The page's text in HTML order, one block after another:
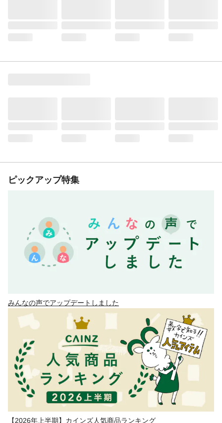
ピックアップ特集
みんなの声でアップデートしました
【2026年上半期】カインズ人気商品ランキング